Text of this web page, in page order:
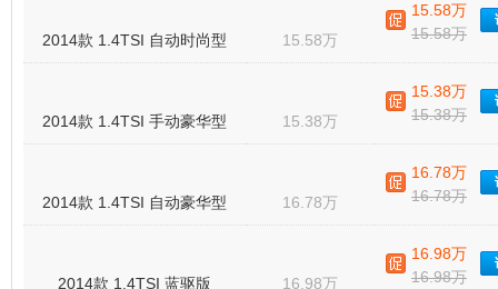
2014款 1.4TSI 自动时尚型 15.58万
15.58万
15.58万
2014款 1.4TSI 手动豪华型 15.38万
15.38万
15.38万
2014款 1.4TSI 自动豪华型 16.78万
16.78万
16.78万
2014款 1.4TSI 蓝驱版 16.98万
16.98万
16.98万